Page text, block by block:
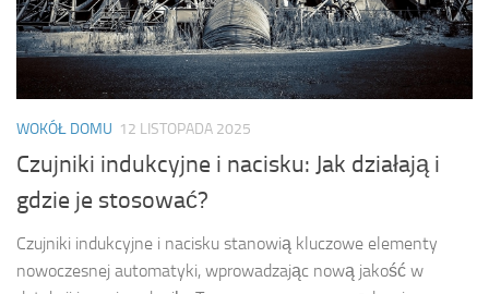
WOKÓŁ DOMU 12 LISTOPADA 2025
Czujniki indukcyjne i nacisku: Jak działają i
gdzie je stosować?
Czujniki indukcyjne i nacisku stanowią kluczowe elementy
nowoczesnej automatyki, wprowadzając nową jakość w